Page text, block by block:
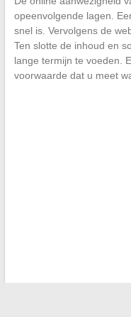
opeenvolgende lagen.
snel is. Vervolgens de
Ten slotte de inhoud en
lange termijn te voeden.
voorwaarde dat u meet